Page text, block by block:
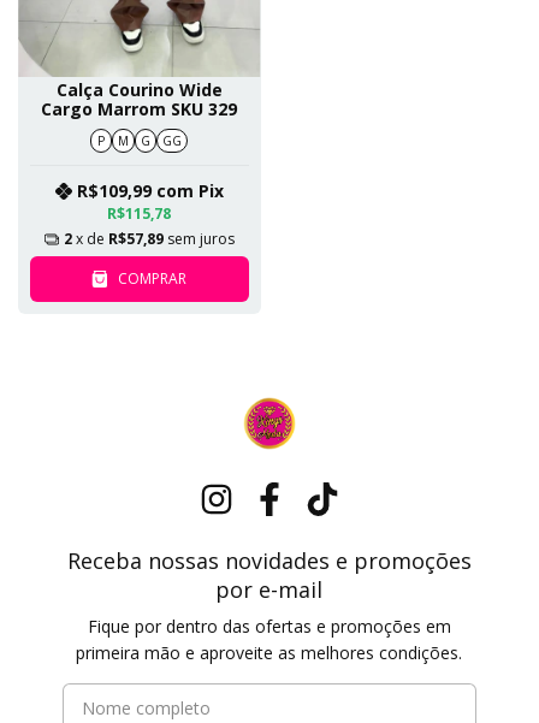
Calça Courino Wide
Cargo Marrom SKU 329
P M G GG
R$115,78
R$109,99 com Pix
2x de R$57,89 sem juros
COMPRAR
Receba nossas novidades e promoções
por e-mail
Fique por dentro das ofertas e promoções em
primeira mão e aproveite as melhores condições.